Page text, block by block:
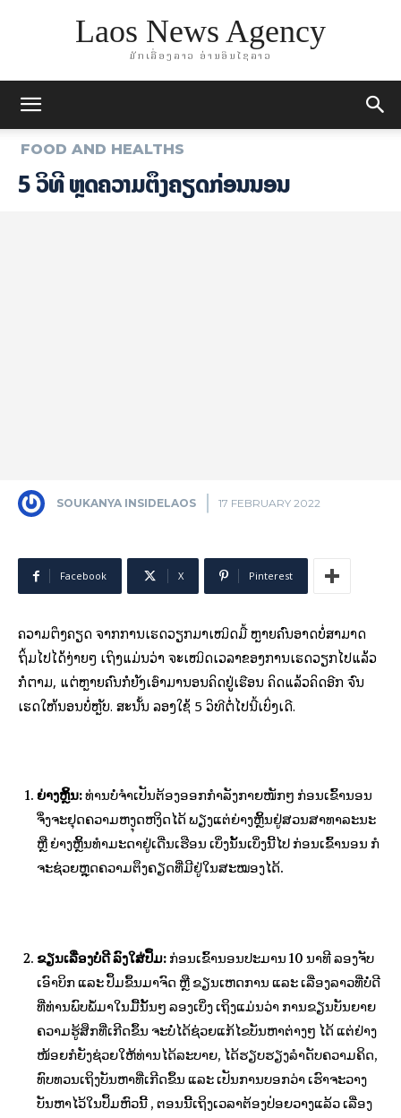
Laos News Agency
ມັກເລື່ອງລາວ ອ່ານອິນໄຊລາວ
FOOD AND HEALTHS
5 ວິທີ ຫຼຸດຄວາມຕຶງຄຽດກ່ອນນອນ
SOUKANYA INSIDELAOS 17 FEBRUARY 2022
Facebook X Pinterest
ຄວາມຕຶງຄຽດ ຈາກການເຮັດວຽກມາເໝິດມື້ ຫຼາຍຄົນອາດບໍ່ສາມາດ
ຖິ້ມໄປໄດ້ງ່າຍໆ ເຖິງແມ່ນວ່າ ຈະເໝິດເວລາຂອງການເຮັດວຽກໄປແລ້ວ
ກໍຕາມ, ແຕ່ຫຼາຍຄົນກໍຍັງເອົາມານອນຄິດຢູ່ເຮືອນ ຄິດແລ້ວຄິດອີກ ຈົນ
ເຮັດໃຫ້ນອນບໍ່ຫຼັບ. ສະນັ້ນ ລອງໃຊ້ 5 ວິທີຕໍ່ໄປນີ້ເບິ່ງເດີ.
ຍ່າງຫຼິ້ນ:ທ່ານບໍ່ຈຳເປັນຕ້ອງອອກກຳລັງກາຍໜັກໆ ກ່ອນເຂົ້ານອນ
ຈຶ່ງຈະຢຸດຄວາມຫງຸດຫງິດໄດ້ ພຽງແຕ່ຍ່າງຫຼິ້ນຢູ່ສວນສາທາລະນະ
ຫຼື ຍ່າງຫຼິ້ນທຳມະດາຢູ່ເດີ່ນເຮືອນ ເບິ່ງນັ້ນເບິ່ງນີ້ໄປ ກ່ອນເຂົ້ານອນ ກໍ
ຈະຊ່ວຍຫຼຸດຄວາມຕຶງຄຽດທີ່ມີຢູ່ໃນສະໝອງໄດ້.
ຂຽນເລື່ອງບໍ່ດີ ລົງໃສ່ປຶ້ມ: ກ່ອນເຂົ້ານອນປະມານ 10 ນາທີ ລອງຈັບ
ເອົາບິກ ແລະ ປຶ້ມຂຶ້ນມາຈົດ ຫຼື ຂຽນເຫດການ ແລະ ເລື່ອງລາວທີ່ບໍ່ດີ
ທີ່ທ່ານພົບພໍ້ມາໃນມື້ນັ້ນໆ ລອງເບິ່ງ ເຖິງແມ່ນວ່າ ການຂຽນບັນຍາຍ
ຄວາມຮູ້ສຶກທີ່ເກີດຂຶ້ນ ຈະບໍ່ໄດ້ຊ່ວຍແກ້ໄຂບັນຫາຕ່າງໆ ໄດ້ ແຕ່ຢ່າງ
ໜ້ອຍກໍຍັງຊ່ວຍໃຫ້ທ່ານໄດ້ລະບາຍ, ໄດ້ຮຽບຮຽງລຳດັບຄວາມຄິດ,
ທົບທວນເຖິງບັນຫາທີ່ເກີດຂຶ້ນ ແລະ ເປັນການບອກວ່າ ເຮົາຈະວາງ
ບັນຫາໄວ້ໃນປຶ້ມຫົວນີ້ , ຕອນນີ້ເຖິງເວລາຕ້ອງປ່ອຍວາງແລ້ວ ເລື່ອງ